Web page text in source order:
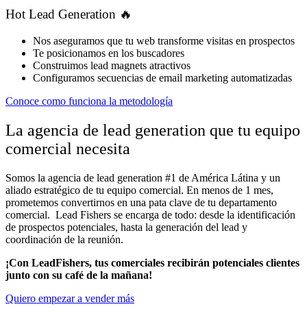
Hot Lead Generation 🔥
Nos aseguramos que tu web transforme visitas en prospectos
Te posicionamos en los buscadores
Construimos lead magnets atractivos
Configuramos secuencias de email marketing automatizadas
Conoce como funciona la metodología
La agencia de lead generation que tu equipo
comercial necesita
Somos la agencia de lead generation #1 de América Látina y un
aliado estratégico de tu equipo comercial. En menos de 1 mes,
prometemos convertirnos en una pata clave de tu departamento
comercial. Lead Fishers se encarga de todo: desde la identificación
de prospectos potenciales, hasta la generación del lead y
coordinación de la reunión.
¡Con LeadFishers, tus comerciales recibirán potenciales clientes
junto con su café de la mañana!
Quiero empezar a vender más